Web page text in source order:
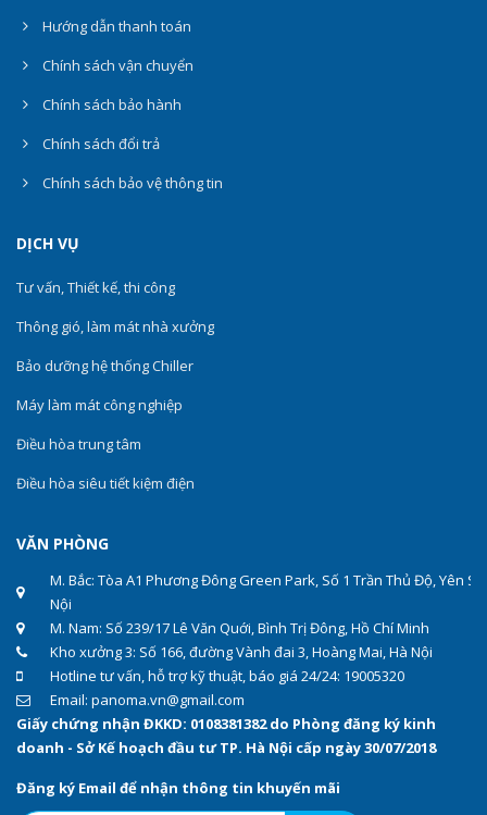
Hướng dẫn thanh toán
Chính sách vận chuyển
Chính sách bảo hành
Chính sách đổi trả
Chính sách bảo vệ thông tin
DỊCH VỤ
Tư vấn, Thiết kế, thi công
Thông gió, làm mát nhà xưởng
Bảo dưỡng hệ thống Chiller
Máy làm mát công nghiệp
Điều hòa trung tâm
Điều hòa siêu tiết kiệm điện
VĂN PHÒNG
M. Bắc: Tòa A1 Phương Đông Green Park, Số 1 Trần Thủ Độ, Yên
Nội
M. Nam: Số 239/17 Lê Văn Quới, Bình Trị Đông, Hồ Chí Minh
Kho xưởng 3: Số 166, đường Vành đai 3, Hoàng Mai, Hà Nội
Hotline tư vấn, hỗ trợ kỹ thuật, báo giá 24/24: 19005320
Email: panoma.vn@gmail.com
Giấy chứng nhận ĐKKD: 0108381382 do Phòng đăng ký kinh
doanh - Sở Kế hoạch đầu tư TP. Hà Nội cấp ngày 30/07/2018
Đăng ký Email để nhận thông tin khuyến mãi